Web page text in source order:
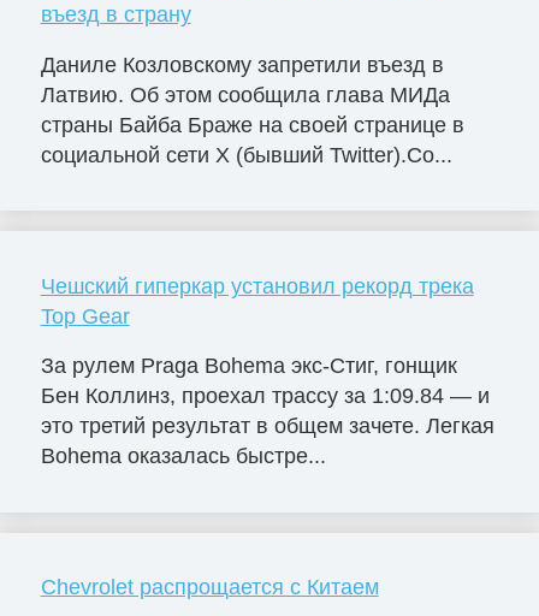
въезд в страну
Даниле Козловскому запретили въезд в
Латвию. Об этом сообщила глава МИДа
страны Байба Браже на своей странице в
социальной сети X (бывший Twitter).Со...
Чешский гиперкар установил рекорд трека
Top Gear
За рулем Praga Bohema экс-Стиг, гонщик
Бен Коллинз, проехал трассу за 1:09.84 — и
это третий результат в общем зачете. Легкая
Bohema оказалась быстре...
Chevrolet распрощается с Китаем